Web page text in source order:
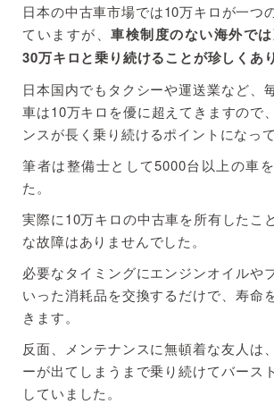
日本の中古車市場では10万キロが一つ
ていますが、車検制度のない海外で
30万キロと乗り続けることが珍しくあ
日本国内でもタクシーや運送業など、
車は10万キロを優に超えてきますので
ンスが長く乗り続けるポイントになって
筆者は整備士として5000台以上の車
た。
実際に10万キロの中古車を所有したこ
な故障はありませんでした。
必要なタイミングにエンジンオイルや
いった消耗品を交換するだけで、寿命
きます。
反面、メンテナンスに無頓着な友人は
ーが出てしまうまで乗り続けてバース
していました。